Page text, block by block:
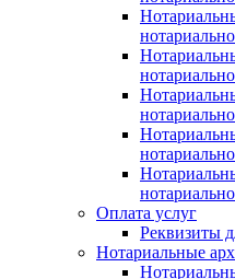
Оплата услуг
Реквизиты
Нотариальные